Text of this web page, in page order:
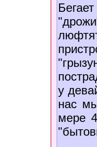
у
нас
мере